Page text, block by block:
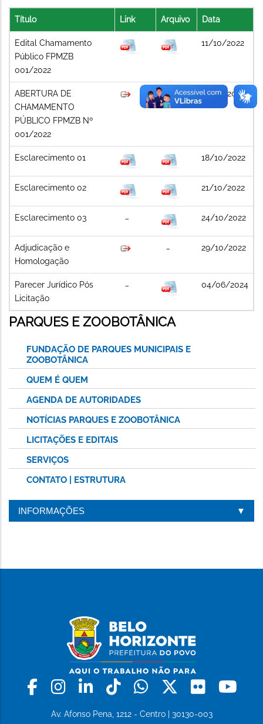
Título Link Arquivo Data
Edital Chamamento
Público FPMZB
001/2022
11/10/2022
ABERTURA DE
CHAMAMENTO
PÚBLICO FPMZB Nº
001/2022
12/10/2022
Esclarecimento 01 18/10/2022
Esclarecimento 02 21/10/2022
Esclarecimento 03 24/10/2022
Adjudicação e
Homologação
29/10/2022
Parecer Jurídico Pós
Licitação
04/06/2024
PARQUES E ZOOBOTÂNICA
FUNDAÇÃO DE PARQUES MUNICIPAIS E
ZOOBOTÂNICA
QUEM É QUEM
AGENDA DE AUTORIDADES
NOTÍCIAS PARQUES E ZOOBOTÂNICA
LICITAÇÕES E EDITAIS
SERVIÇOS
CONTATO | ESTRUTURA
INFORMAÇÕES
Facebook
Instagram
LinkedinTiktokWhatsapp
X Flickr
Av. Afonso Pena, 1212 - Centro | 30130-003